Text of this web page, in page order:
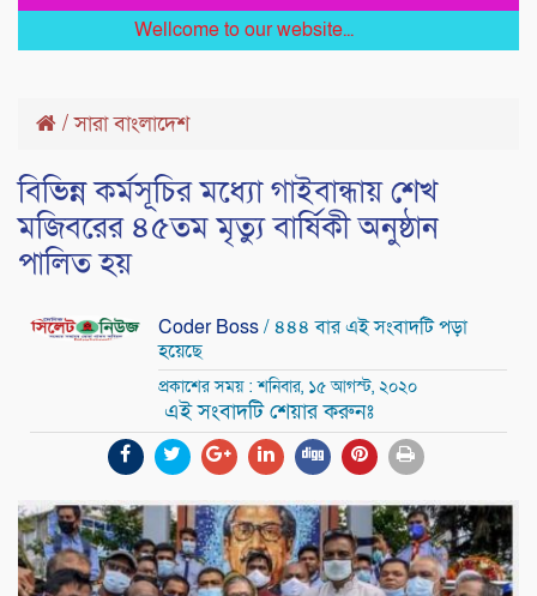
Wellcome to our website...
/সারা বাংলাদেশ
বিভিন্ন কর্মসূচির মধ্যো গাইবান্ধায় শেখ
মজিবরের ৪৫তম মৃত্যু বার্ষিকী অনুষ্ঠান
পালিত হয়
Coder Boss/ ৪৪৪ বার এই সংবাদটি পড়া
হয়েছে
প্রকাশের সময় : শনিবার, ১৫ আগস্ট, ২০২০
এই সংবাদটি শেয়ার করুনঃ